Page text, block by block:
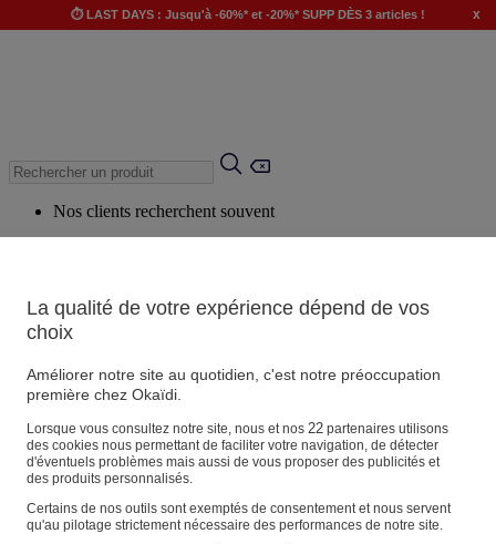
⏱️ LAST DAYS : Jusqu'à -60%* et -20%* SUPP DÈS 3 articles ! x
Nos clients recherchent souvent
Produits suggérés
Voir tous les produits
Magasin
Vos informations personnelles
Suivre une commande
Panier
La qualité de votre expérience dépend de vos
choix
Améliorer notre site au quotidien, c'est notre préoccupation
première chez Okaïdi.
Lorsque vous consultez notre site, nous et nos 22partenaires utilisons
des cookies nous permettant de faciliter votre navigation, de détecter
d'éventuels problèmes mais aussi de vous proposer des publicités et
des produits personnalisés.
Certains de nos outils sont exemptés de consentement et nous servent
qu'au pilotage strictement nécessaire des performances de notre site.